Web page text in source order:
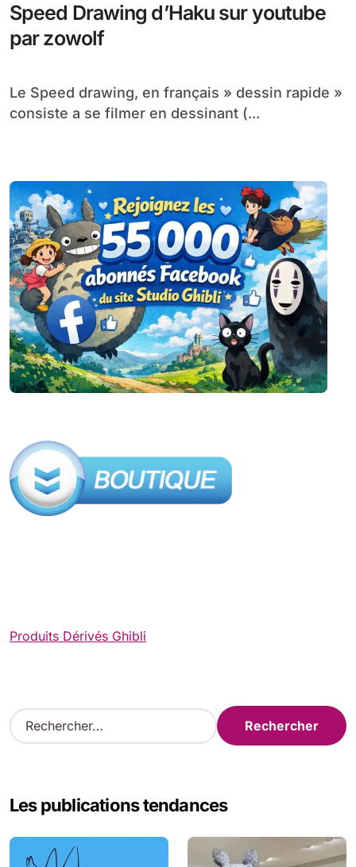
Speed Drawing d’Haku sur youtube
par zowolf
Le Speed drawing, en français » dessin rapide »
consiste a se filmer en dessinant (...
Produits Dérivés Ghibli
R
e
r
h
Les publications tendances